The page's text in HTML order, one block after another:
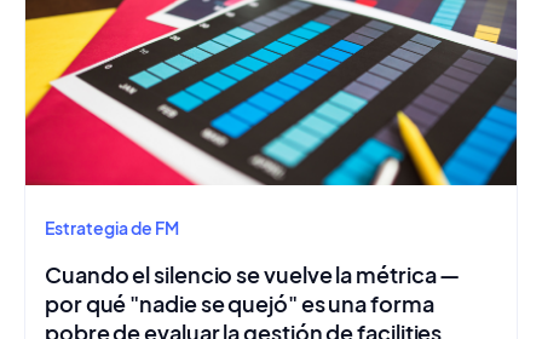
Estrategia de FM
Cuando el silencio se vuelve la métrica —
por qué "nadie se quejó" es una forma
pobre de evaluar la gestión de facilities